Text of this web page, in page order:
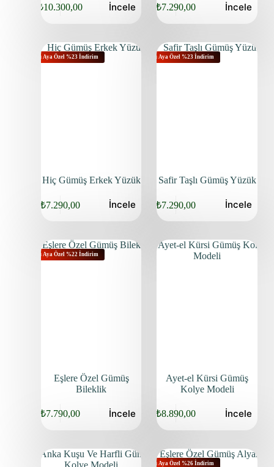
₺10.300,00 İncele ₺7.290,00 İncele
Bu Aya Özel %23 İndirim
Hiç Gümüş Erkek Yüzük
₺7.290,00 İncele
Bu Aya Özel %23 İndirim
Safir Taşlı Gümüş Yüzük
₺7.290,00 İncele
Bu Aya Özel %22 İndirim
Eşlere Özel Gümüş
Bileklik
₺7.790,00 İncele
Ayet-el Kürsi Gümüş
Kolye Modeli
₺8.890,00 İncele
Bu Aya Özel %26 İndirim